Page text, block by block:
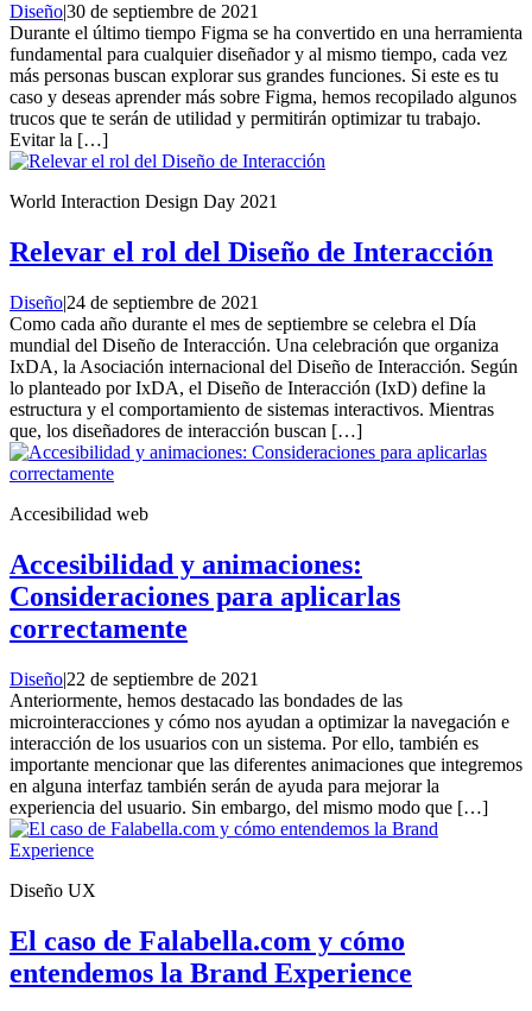
Diseño|30 de septiembre de 2021
Durante el último tiempo Figma se ha convertido en una herramienta
fundamental para cualquier diseñador y al mismo tiempo, cada vez
más personas buscan explorar sus grandes funciones. Si este es tu
caso y deseas aprender más sobre Figma, hemos recopilado algunos
trucos que te serán de utilidad y permitirán optimizar tu trabajo.
Evitar la […]
World Interaction Design Day 2021
Relevar el rol del Diseño de Interacción
Diseño|24 de septiembre de 2021
Como cada año durante el mes de septiembre se celebra el Día
mundial del Diseño de Interacción. Una celebración que organiza
IxDA, la Asociación internacional del Diseño de Interacción. Según
lo planteado por IxDA, el Diseño de Interacción (IxD) define la
estructura y el comportamiento de sistemas interactivos. Mientras
que, los diseñadores de interacción buscan […]
Accesibilidad web
Accesibilidad y animaciones:
Consideraciones para aplicarlas
correctamente
Diseño|22 de septiembre de 2021
Anteriormente, hemos destacado las bondades de las
microinteracciones y cómo nos ayudan a optimizar la navegación e
interacción de los usuarios con un sistema. Por ello, también es
importante mencionar que las diferentes animaciones que integremos
en alguna interfaz también serán de ayuda para mejorar la
experiencia del usuario. Sin embargo, del mismo modo que […]
Diseño UX
El caso de Falabella.com y cómo
entendemos la Brand Experience